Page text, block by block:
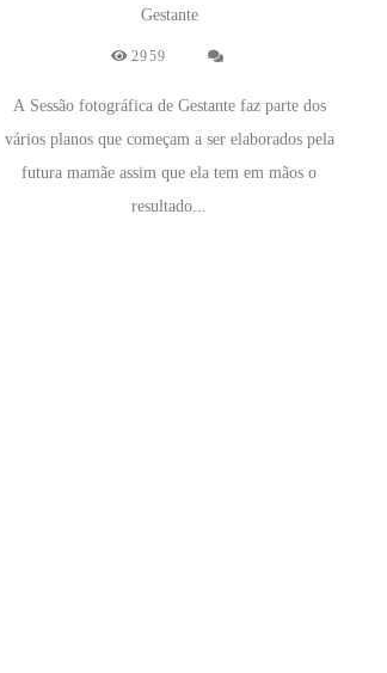
Gestante
2959
A Sessão fotográfica de Gestante faz parte dos
vários planos que começam a ser elaborados pela
futura mamãe assim que ela tem em mãos o
resultado...